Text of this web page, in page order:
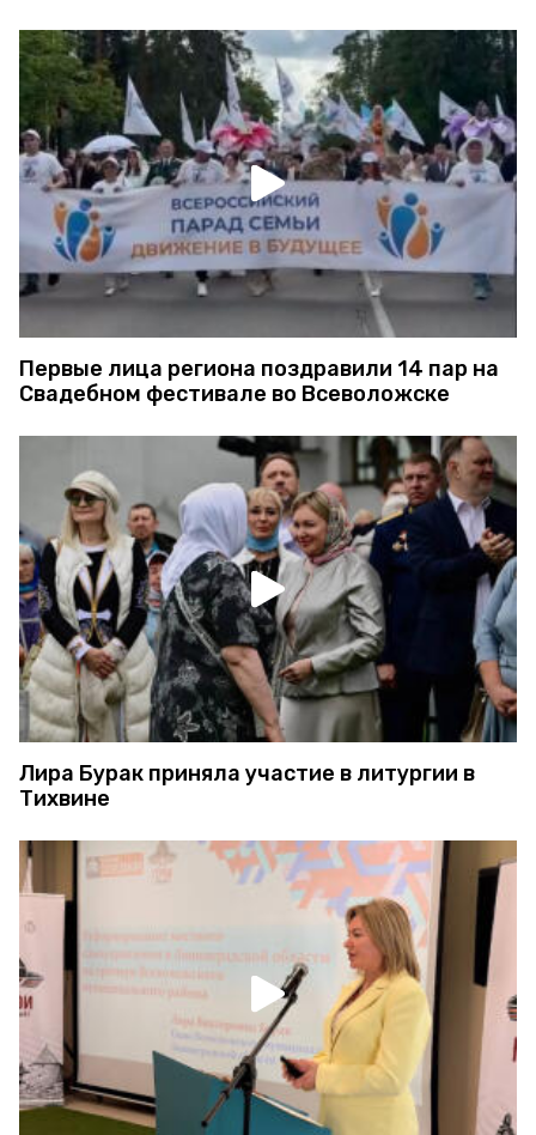
Первые лица региона поздравили 14 пар на
Свадебном фестивале во Всеволожске
Лира Бурак приняла участие в литургии в
Тихвине